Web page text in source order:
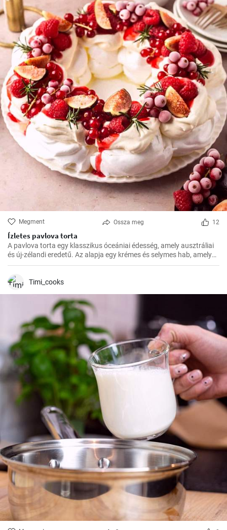
Megment Ossza meg 12
Ízletes pavlova torta
A pavlova torta egy klasszikus óceániai édesség, amely ausztráliai
és új-zélandi eredetű. Az alapja egy krémes és selymes hab, amelyet
a tetején friss gyümölcsökkel, például egyszerűen málnával vagy
Timi_cooks